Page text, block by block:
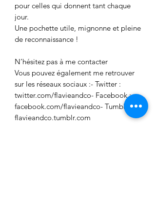
pour celles qui donnent tant chaque
jour.
Une pochette utile, mignonne et pleine
de reconnaissance !
N’hésitez pas à me contacter
Vous pouvez également me retrouver
sur les réseaux sociaux :- Twitter :
twitter.com/flavieandco- Facebook :
facebook.com/flavieandco- Tumblr :
flavieandco.tumblr.com